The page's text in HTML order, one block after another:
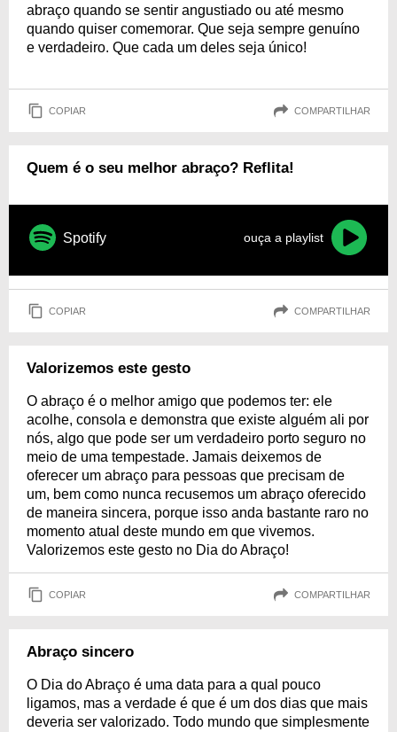
abraço quando se sentir angustiado ou até mesmo
quando quiser comemorar. Que seja sempre genuíno
e verdadeiro. Que cada um deles seja único!
COPIAR COMPARTILHAR
Quem é o seu melhor abraço? Reflita!
Spotify ouça a playlist
COPIAR COMPARTILHAR
Valorizemos este gesto
O abraço é o melhor amigo que podemos ter: ele
acolhe, consola e demonstra que existe alguém ali por
nós, algo que pode ser um verdadeiro porto seguro no
meio de uma tempestade. Jamais deixemos de
oferecer um abraço para pessoas que precisam de
um, bem como nunca recusemos um abraço oferecido
de maneira sincera, porque isso anda bastante raro no
momento atual deste mundo em que vivemos.
Valorizemos este gesto no Dia do Abraço!
COPIAR COMPARTILHAR
Abraço sincero
O Dia do Abraço é uma data para a qual pouco
ligamos, mas a verdade é que é um dos dias que mais
deveria ser valorizado. Todo mundo que simplesmente